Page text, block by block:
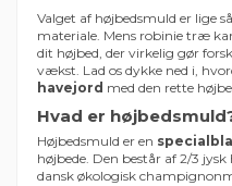
Valget af højbedsmuld er lige
materiale. Mens robinie træ
dit højbed, der virkelig gør
vækst. Lad os dykke ned i,
havejord med den rette
Hvad er
Højbedsmuld er en
højbede. Den består af 2/3
dansk økologisk